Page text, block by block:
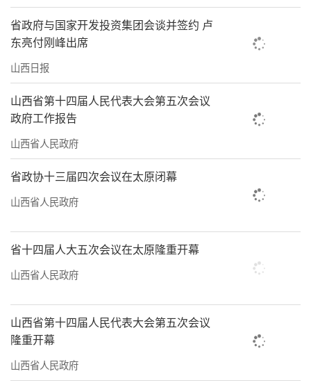
省政府与国家开发投资集团会谈并签约 卢
东亮付刚峰出席
山西日报
山西省第十四届人民代表大会第五次会议
政府工作报告
山西省人民政府
省政协十三届四次会议在太原闭幕
山西省人民政府
省十四届人大五次会议在太原隆重开幕
山西省人民政府
山西省第十四届人民代表大会第五次会议
隆重开幕
山西省人民政府